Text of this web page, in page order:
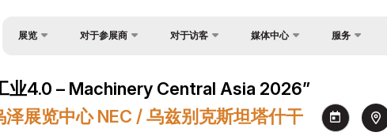
展览 对于参展商 对于访客 媒体中心 服务
官方旅行社
业4.0 – Machinery Central Asia 2026”
展览中心 NEC / 乌兹别克斯坦塔什干